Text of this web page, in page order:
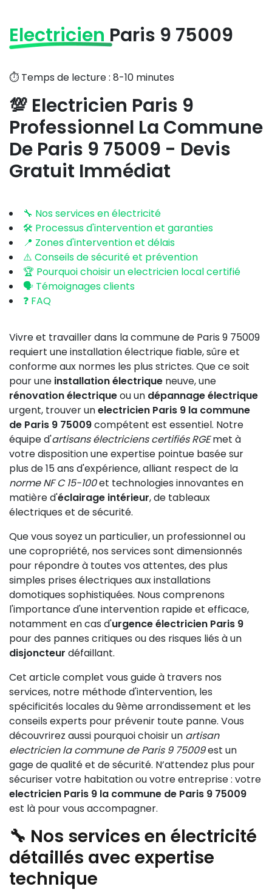
Electricien Paris 9 75009
⏱️ Temps de lecture : 8-10 minutes
💯 Electricien Paris 9
Professionnel La Commune
De Paris 9 75009 - Devis
Gratuit Immédiat
🔧 Nos services en électricité
🛠️ Processus d'intervention et garanties
📍 Zones d'intervention et délais
⚠️ Conseils de sécurité et prévention
🏆 Pourquoi choisir un electricien local certifié
🗣️ Témoignages clients
❓ FAQ
Vivre et travailler dans la commune de Paris 9 75009
requiert une installation électrique fiable, sûre et
conforme aux normes les plus strictes. Que ce soit
pour une installation électrique neuve, une
rénovation électriqueou un dépannage électrique
urgent, trouver unelectricien Paris 9 la commune
de Paris 9 75009compétent est essentiel. Notre
équipe d'artisans électriciens certifiés RGEmet à
votre disposition une expertise pointue basée sur
plus de 15 ans d'expérience, alliant respect de la
norme NF C 15-100et technologies innovantes en
matière d'éclairage intérieur, de tableaux
électriques et de sécurité.
Que vous soyez un particulier, un professionnel ou
une copropriété, nos services sont dimensionnés
pour répondre à toutes vos attentes, des plus
simples prises électriques aux installations
domotiques sophistiquées. Nous comprenons
l'importance d'une intervention rapide et efficace,
notamment en cas d'urgence électricien Paris 9
pour des pannes critiques ou des risques liés à un
disjoncteur défaillant.
Cet article complet vous guide à travers nos
services, notre méthode d'intervention, les
spécificités locales du 9ème arrondissement et les
conseils experts pour prévenir toute panne. Vous
découvrirez aussi pourquoi choisir un artisan
electricien la commune de Paris 9 75009est un
gage de qualité et de sécurité. N’attendez plus pour
sécuriser votre habitation ou votre entreprise : votre
electricien Paris 9 la commune de Paris 9 75009
est là pour vous accompagner.
🔧 Nos services en électricité
détaillés avec expertise
technique